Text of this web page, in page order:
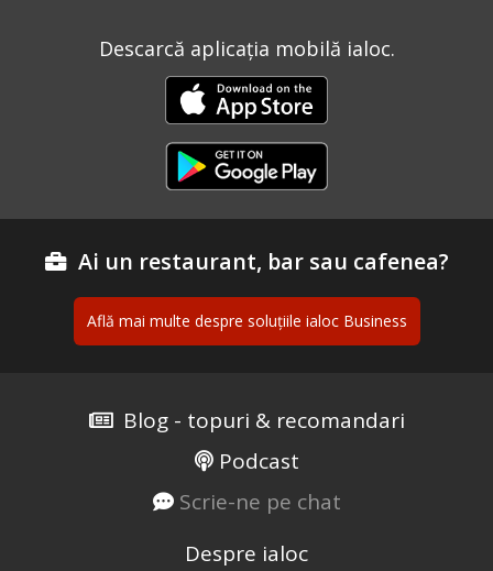
Descarcă aplicația mobilă ialoc.
Ai un restaurant, bar sau cafenea?
Află mai multe despre soluțiile ialoc Business
Blog - topuri & recomandari
Podcast
Scrie-ne pe chat
Despre ialoc